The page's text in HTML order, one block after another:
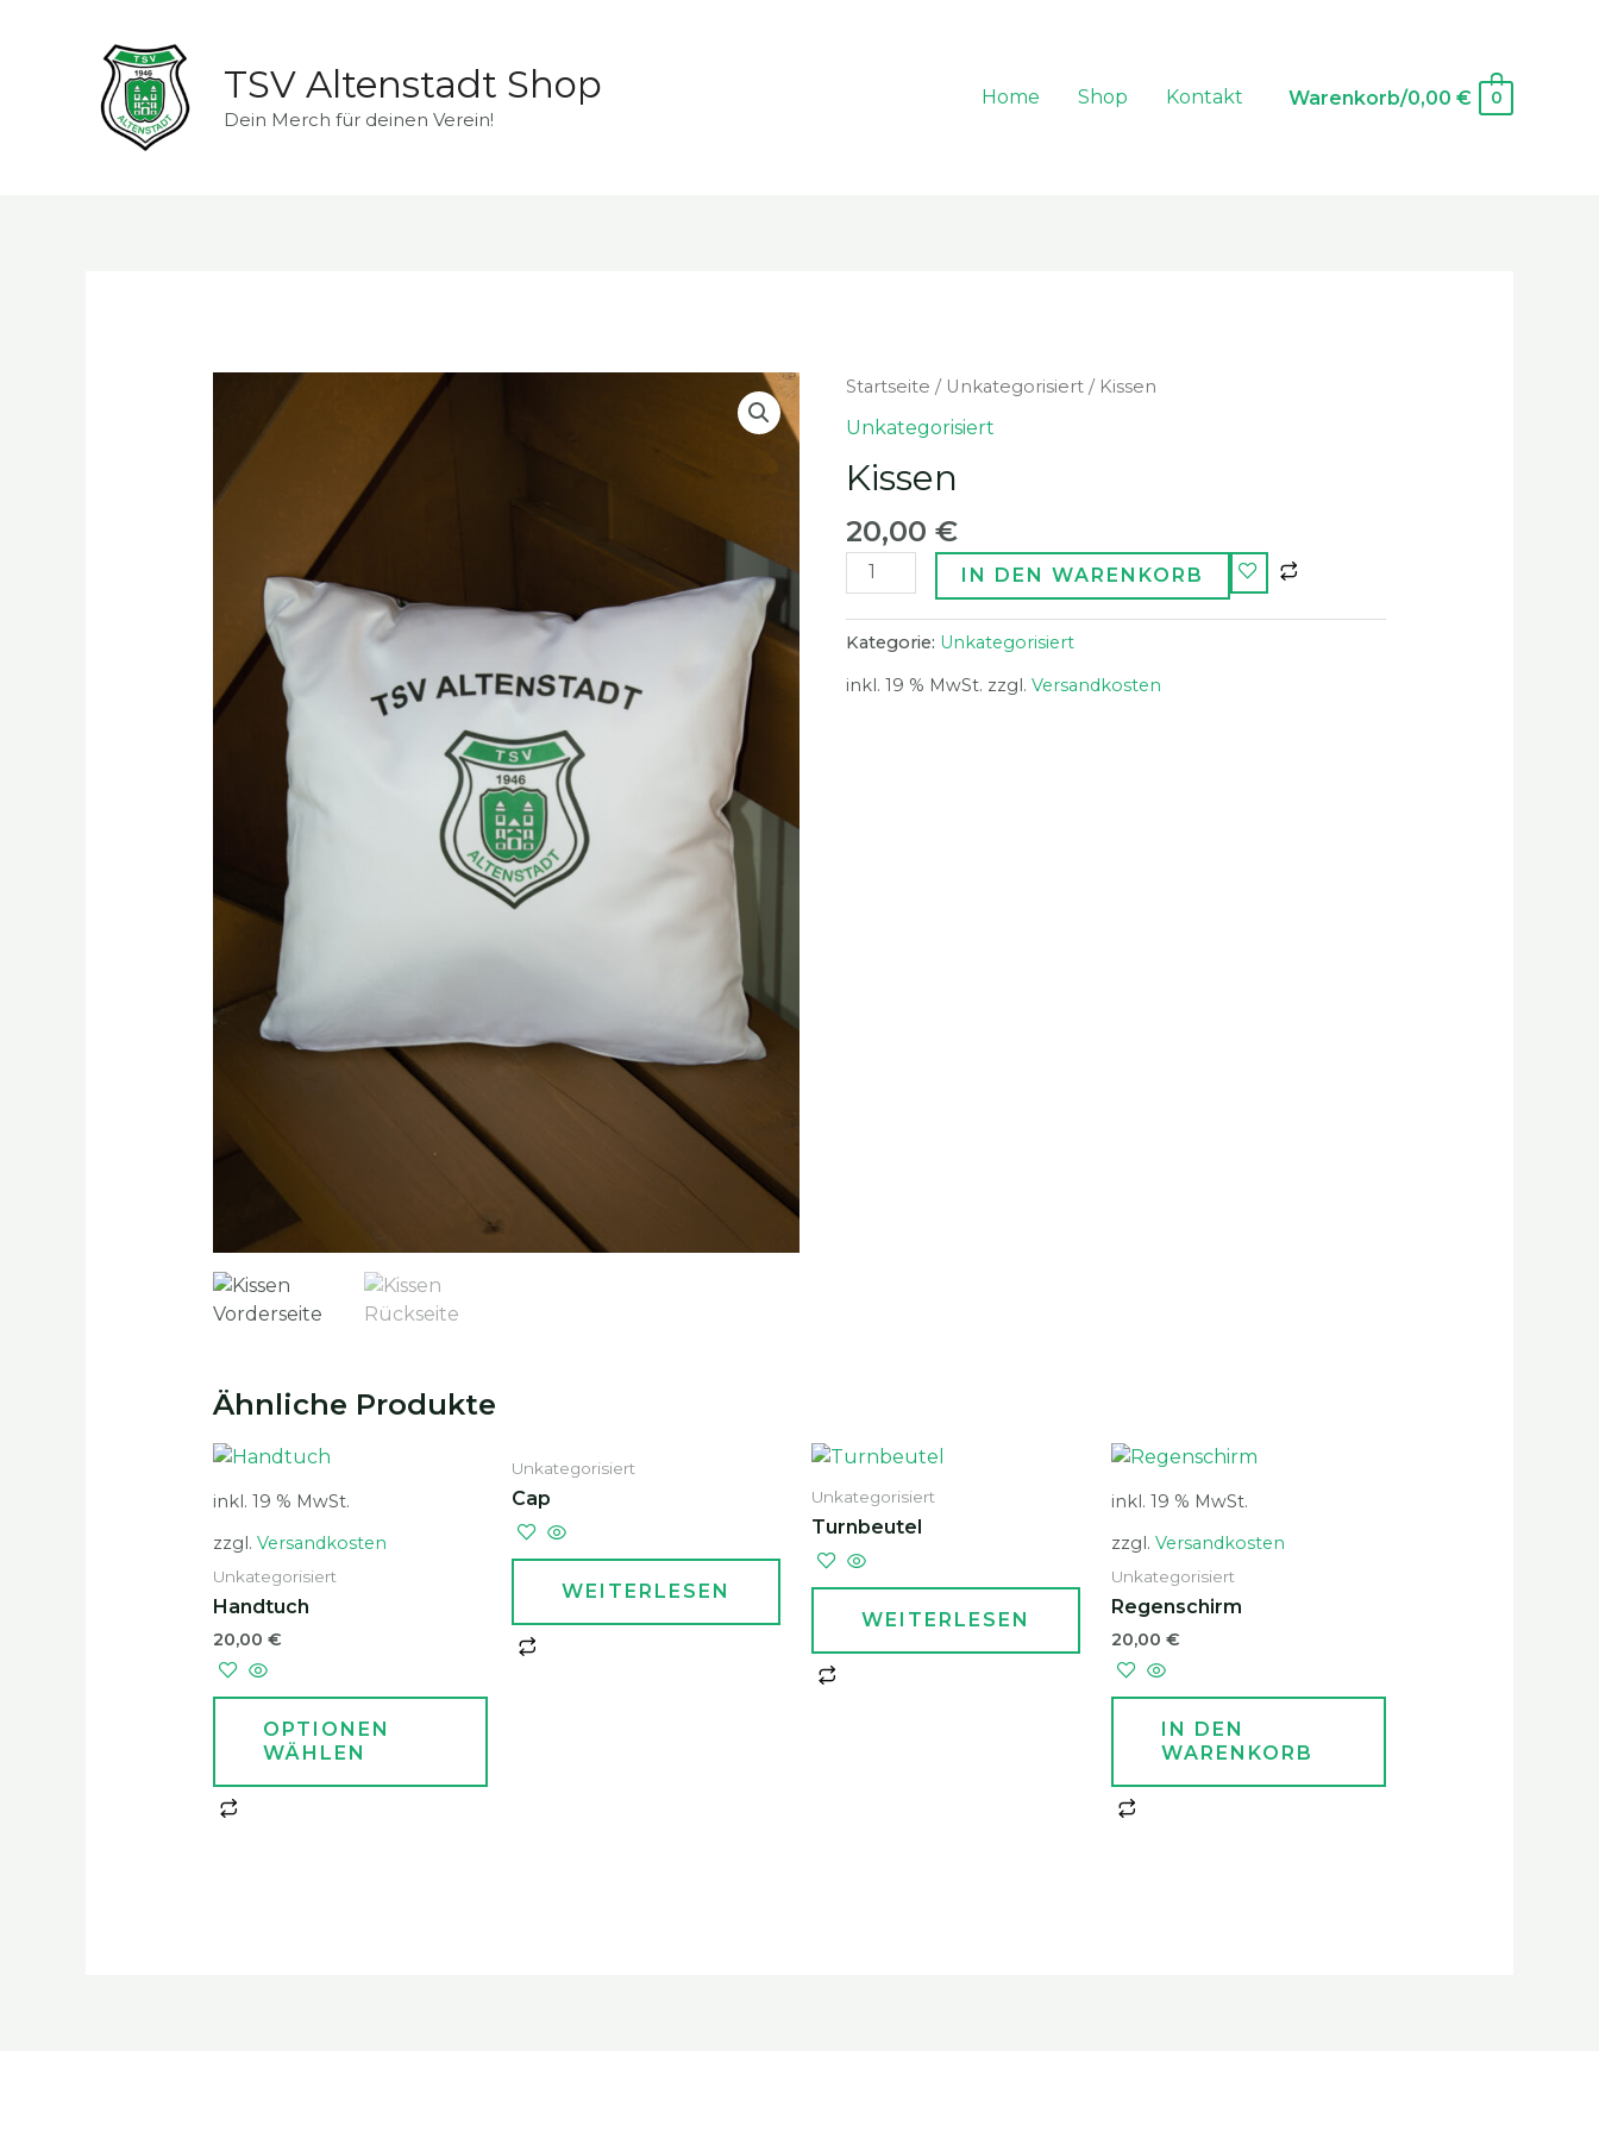
TSV Altenstadt Shop
Dein Merch für deinen Verein!
Home Shop Kontakt Warenkorb/0,00€ 0
Startseite / Unkategorisiert / Kissen
Unkategorisiert
Kissen
20,00€
IN DEN WARENKORB
Kategorie: Unkategorisiert
inkl. 19 % MwSt. zzgl.Versandkosten
Ähnliche Produkte
inkl. 19 % MwSt.
zzgl. Versandkosten
Unkategorisiert
Handtuch
20,00 €
OPTIONEN
WÄHLEN
Unkategorisiert
Cap
WEITERLESEN
Unkategorisiert
Turnbeutel
WEITERLESEN
inkl. 19 % MwSt.
zzgl. Versandkosten
Unkategorisiert
Regenschirm
20,00 €
IN DEN
WARENKORB